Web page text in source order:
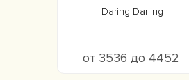
Daring Darling
от 3536 до 4452